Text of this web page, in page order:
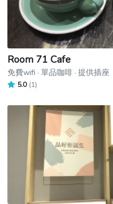
Room 71 Cafe
免費wifi · 單品咖啡 · 提供插座
5.0 (1)